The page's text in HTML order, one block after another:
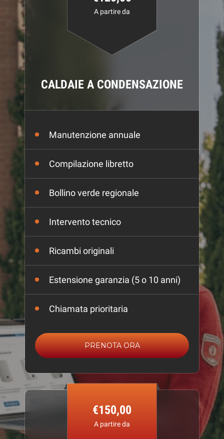
A partire da
CALDAIE A CONDENSAZIONE
Manutenzione annuale
Compilazione libretto
Bollino verde regionale
Intervento tecnico
Ricambi originali
Estensione garanzia (5 o 10 anni)
Chiamata prioritaria
PRENOTA ORA
€150,00
A partire da